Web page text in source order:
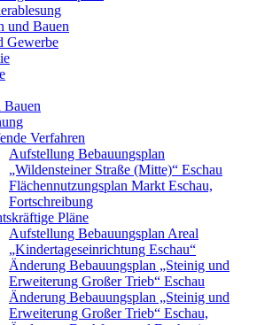
und Bauen
Gewerbe
Bauen
Verfahren
Aufstellung Bebauungsplan
„Wildensteiner Straße (Mitte)“ Eschau
Flächennutzungsplan Markt Eschau,
Fortschreibung
Pläne
Aufstellung Bebauungsplan Areal
„Kindertageseinrichtung Eschau“
Änderung Bebauungsplan „Steinig und
Erweiterung Großer Trieb“ Eschau
Änderung Bebauungsplan „Steinig und
Erweiterung Großer Trieb“ Eschau,